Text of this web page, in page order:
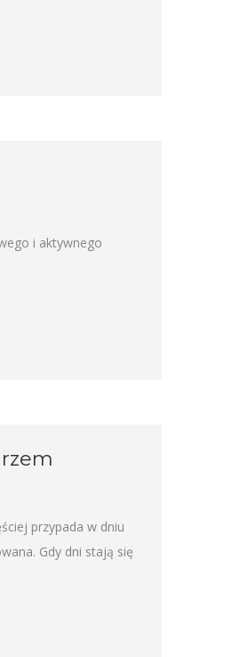
i aktywnego
przypada w dniu
Gdy dni stają się